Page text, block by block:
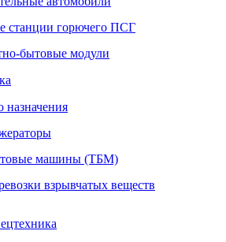
станции горючего ПСГ
бытовые модули
машины (ТБМ)
взрывчатых веществ